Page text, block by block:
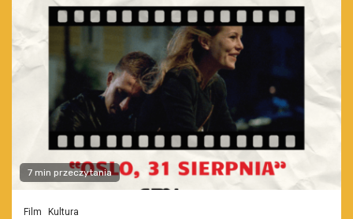
7 min przeczytania
Film Kultura